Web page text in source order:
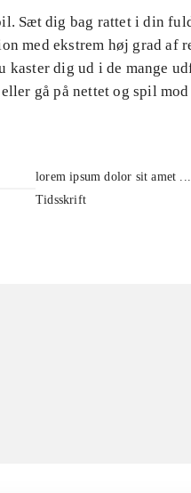
Sæt dig bag rattet i din
med ekstrem høj grad af
kaster dig ud i de mange
gå på nettet og spil
lorem ipsum dolor sit amet ...
Tidsskrift